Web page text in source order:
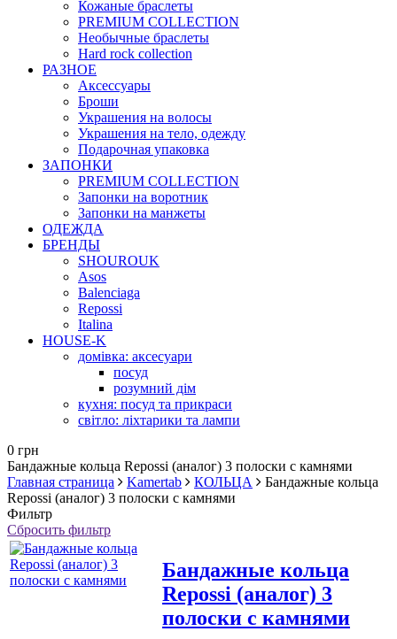
Кожаные браслеты
PREMIUM COLLECTION
Необычные браслеты
Hard rock collection
РАЗНОЕ
Аксессуары
Броши
Украшения на волосы
Украшения на тело, одежду
Подарочная упаковка
ЗАПОНКИ
PREMIUM COLLECTION
Запонки на воротник
Запонки на манжеты
ОДЕЖДА
БРЕНДЫ
SHOUROUK
Asos
Balenciaga
Repossi
Italina
HOUSE-K
домівка: аксесуари
посуд
розумний дім
кухня: посуд та прикраси
світло: ліхтарики та лампи
0 грн
Бандажные кольца Repossi (аналог) 3 полоски с камнями
Главная страница
Kamertab КОЛЬЦА
Бандажные кольца
Repossi (аналог) 3 полоски с камнями
Фильтр
Сбросить фильтр
Бандажные кольца
Repossi (аналог) 3
полоски с камнями